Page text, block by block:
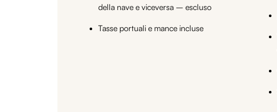
della nave e viceversa – escluso
Tasse portuali e mance incluse